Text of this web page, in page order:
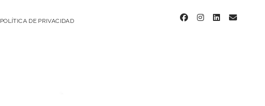
POLÍTICA DE PRIVACIDAD facebookinstagram
linkedinemail